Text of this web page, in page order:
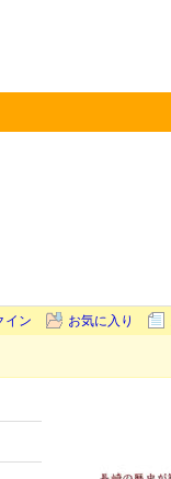
イン お気に入り